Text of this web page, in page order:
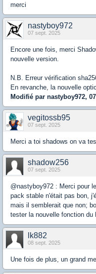
merci
nastyboy972
07 sept. 2025
Encore une fois, merci
nouvelle version.
N.B. Erreur vérification
En revanche, la nouvelle
Modifié par nastyboy972,
vegitossb95
07 sept. 2025
Merci a toi shadows on va
shadow256
07 sept. 2025
@nastyboy972 : Merci pour
pack stable n'était pas bon,
mais il semblerait que non;
tester la nouvelle fonction du
lk882
08 sept. 2025
Une fois de plus, un grand